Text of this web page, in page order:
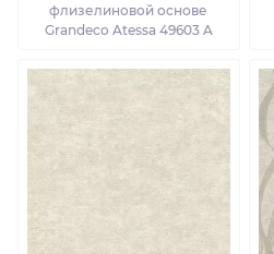
флизелиновой основе
Grandeco Atessa 49603 A